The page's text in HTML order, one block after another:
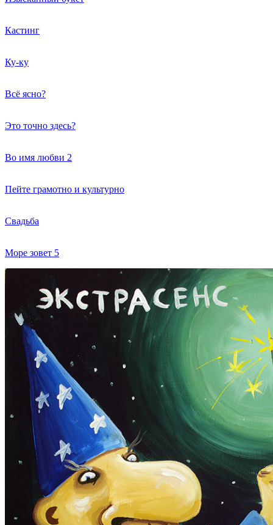
Кастинг
Ку-ку
Всё ясно?
Это точно здесь?
Во имя любви 2
Пейте грамотно и культурно
Свадьба
Море зовет 5